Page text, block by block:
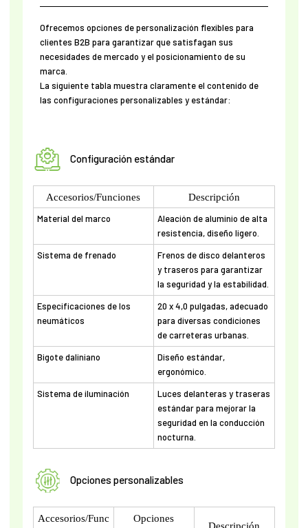
Ofrecemos opciones de personalización flexibles para
clientes B2B para garantizar que satisfagan sus
necesidades de mercado y el posicionamiento de su
marca.
La siguiente tabla muestra claramente el contenido de
las configuraciones personalizables y estándar:
Configuración estándar
Accesorios/Funciones Descripción
Material del marco
Aleación de aluminio de alta
resistencia, diseño ligero.
Sistema de frenado
Frenos de disco delanteros
y traseros para garantizar
la seguridad y la estabilidad.
Especificaciones de los
neumáticos
20 x 4,0 pulgadas, adecuado
para diversas condiciones
de carreteras urbanas.
Bigote daliniano
Diseño estándar,
ergonómico.
Sistema de iluminación
Luces delanteras y traseras
estándar para mejorar la
seguridad en la conducción
nocturna.
Opciones personalizables
Accesorios/Func
Opciones
Descripción